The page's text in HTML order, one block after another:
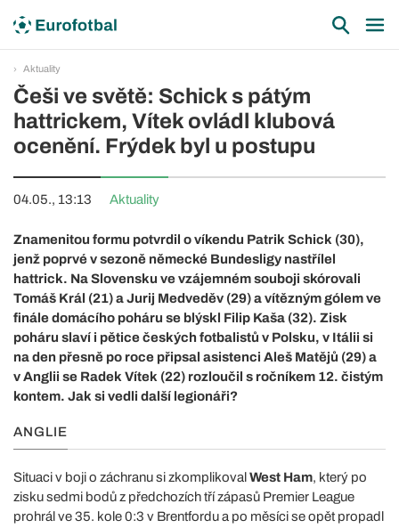
Aktuality
Češi ve světě: Schick s pátým
hattrickem, Vítek ovládl klubová
ocenění. Frýdek byl u postupu
04.05., 13:13 Aktuality
Znamenitou formu potvrdil o víkendu Patrik Schick (30),
jenž poprvé v sezoně německé Bundesligy nastřílel
hattrick. Na Slovensku ve vzájemném souboji skórovali
Tomáš Král (21) a Jurij Medveděv (29) a vítězným gólem ve
finále domácího poháru se blýskl Filip Kaša (32). Zisk
poháru slaví i pětice českých fotbalistů v Polsku, v Itálii si
na den přesně po roce připsal asistenci Aleš Matějů (29) a
v Anglii se Radek Vítek (22) rozloučil s ročníkem 12. čistým
kontem. Jak si vedli další legionáři?
ANGLIE
Situaci v boji o záchranu si zkomplikoval West Ham, který po
zisku sedmi bodů z předchozích tří zápasů Premier League
prohrál ve 35. kole 0:3 v Brentfordu a po měsíci se opět propadl